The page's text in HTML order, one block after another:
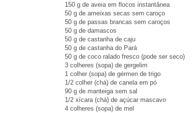
150 g de aveia em flocos instantânea
50 g de ameixas secas sem caroço
50 g de passas brancas sem caroços
50 g de damascos
50 g de castanha de caju
50 g de castanha do Pará
50 g de coco ralado fresco (pode ser seco)
3 colheres (sopa) de gergelim
1 colher (sopa) de gérmen de trigo
1/2 colher (chá) de canela em pó
90 g de manteiga sem sal
1/2 xícara (chá) de açúcar mascavo
4 colheres (sopa) de mel